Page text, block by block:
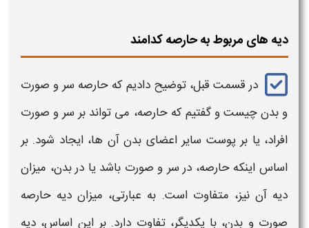
دیه های مربوط به حارصه کدامند
در قسمت قبل، توضیح دادیم که حارصه سر و صورت
و بدن چیستو گفتیم کهحارصه، می تواند برسر و صورت
افراد، یا بر پوست سایر اعضای بدنآن ها، ایجاد شود. بر
اساس اینکهحارصه، درسر و صورت باشد یا دربدن، میزان
دیه آن نیز، متفاوت است. به عبارتی، میزان دیه حارصه
صورت و بدن، با یکدیگر، تفاوت دارد. بر این اساس، دیه